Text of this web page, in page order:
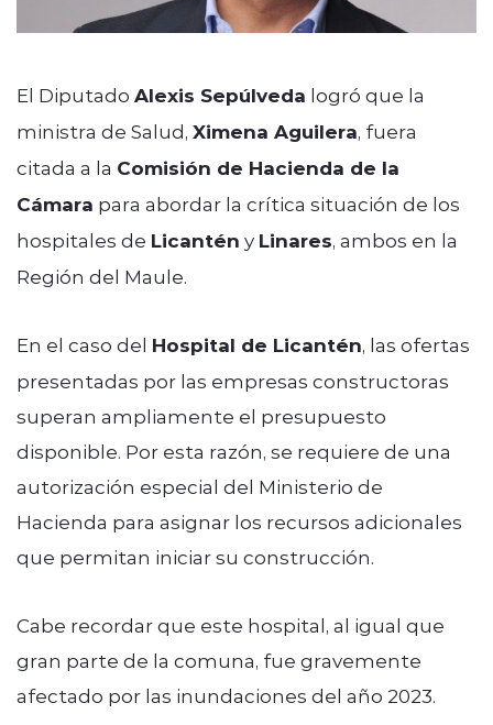
El Diputado Alexis Sepúlveda logró que la
ministra de Salud, Ximena Aguilera, fuera
citada a la Comisión de Hacienda de la
Cámara para abordar la crítica situación de los
hospitales de Licantén y Linares, ambos en la
Región del Maule.
En el caso del Hospital de Licantén, las ofertas
presentadas por las empresas constructoras
superan ampliamente el presupuesto
disponible. Por esta razón, se requiere de una
autorización especial del Ministerio de
Hacienda para asignar los recursos adicionales
que permitan iniciar su construcción.
Cabe recordar que este hospital, al igual que
gran parte de la comuna, fue gravemente
afectado por las inundaciones del año 2023.